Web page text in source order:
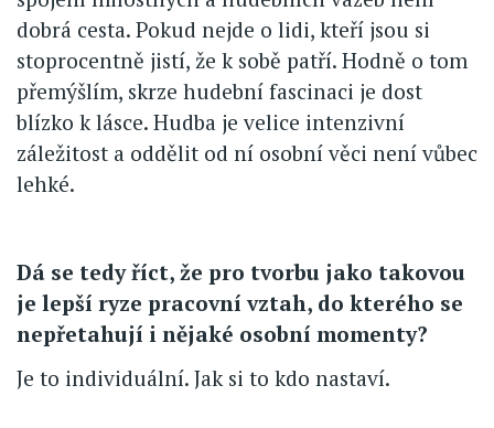
dobrá cesta. Pokud nejde o lidi, kteří jsou si
stoprocentně jistí, že k sobě patří. Hodně o tom
přemýšlím, skrze hudební fascinaci je dost
blízko k lásce. Hudba je velice intenzivní
záležitost a oddělit od ní osobní věci není vůbec
lehké.
Dá se tedy říct, že pro tvorbu jako takovou
je lepší ryze pracovní vztah, do kterého se
nepřetahují i nějaké osobní momenty?
Je to individuální. Jak si to kdo nastaví.